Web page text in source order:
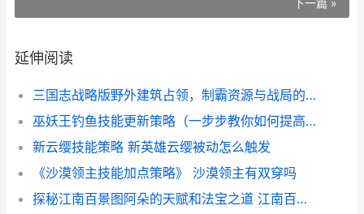
下一篇 »
延伸阅读
三国志战略版野外建筑占领，制霸资源与战局的隐秘核心，副标题，资深玩家深度解析资源与战略的联动艺术
巫妖王钓鱼技能更新策略（一步步教你如何提高巫妖王的钓鱼技能 wlk钓鱼攻略
新云缨技能策略 新英雄云缨被动怎么触发
《沙漠领主技能加点策略》 沙漠领主有双穿吗
探秘江南百景图阿朵的天赋和法宝之道 江南百景图鉴